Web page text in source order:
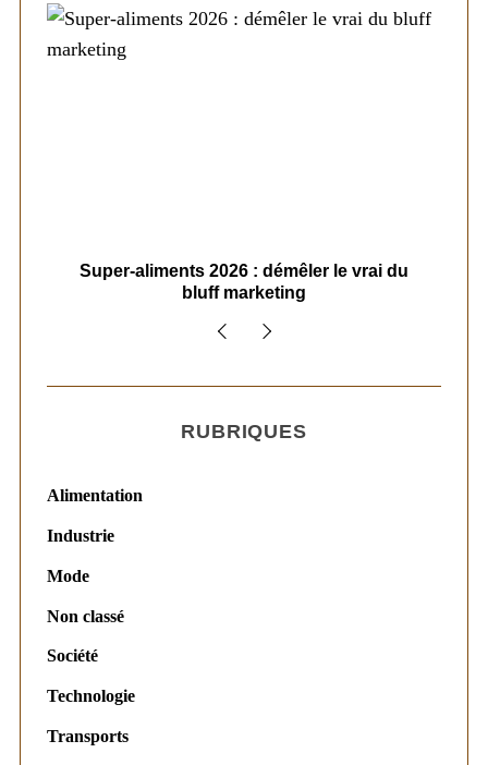
Super-aliments 2026 : démêler le vrai du
bluff marketing
RUBRIQUES
Alimentation
Industrie
Mode
Non classé
Société
Technologie
Transports